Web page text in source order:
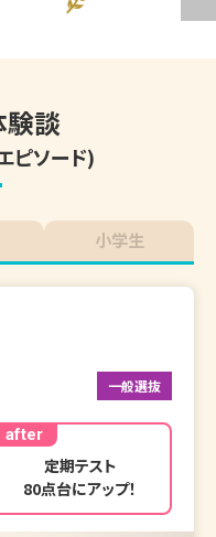
談
ピソード)
小学生
一般選抜
after
定期テスト
80点台にアップ！